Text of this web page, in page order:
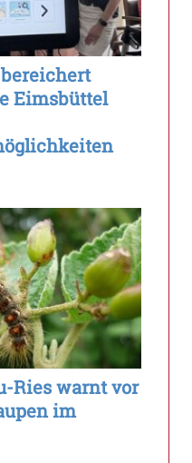
Eimsbüttel
Ries warnt vor
im